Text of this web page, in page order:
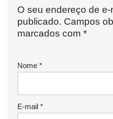
O seu endereço de
publicado. Campos
marcados com *
Nome *
E-mail *